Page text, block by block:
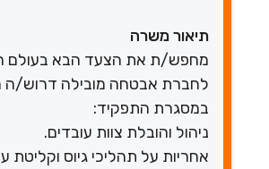
תיאור משרה
מחפש/ת את הצעד הבא בעולם
לחברת אבטחה מובילה דרוש/ה
במסגרת התפקיד:
ניהול והובלת צוות עובדים.
אחריות על תהליכי גיוס וקליטת